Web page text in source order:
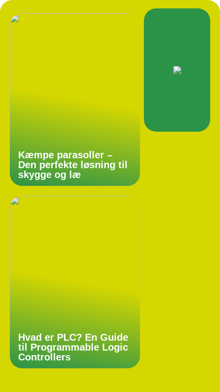
Kæmpe parasoller –
Den perfekte løsning til
skygge og læ
Hvad er PLC? En Guide
til Programmable Logic
Controllers